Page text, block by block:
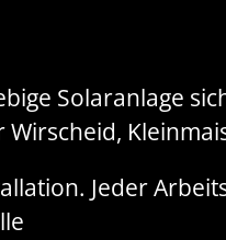
Solaranlage
Jeder